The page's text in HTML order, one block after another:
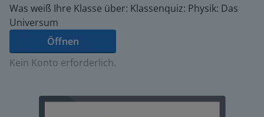
Was weiß Ihre Klasse über: Klassenquiz: Physik: Das
Universum
Öffnen
Kein Konto erforderlich.